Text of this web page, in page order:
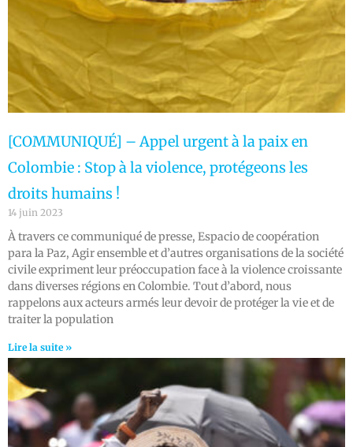
[COMMUNIQUÉ] – Appel urgent à la paix en
Colombie : Stop à la violence, protégeons les
droits humains !
14 juin 2023
À travers ce communiqué de presse, Espacio de coopération
para la Paz, Agir ensemble et d’autres organisations de la société
civile expriment leur préoccupation face à la violence croissante
dans diverses régions en Colombie. Tout d’abord, nous
rappelons aux acteurs armés leur devoir de protéger la vie et de
traiter la population
Lire la suite »